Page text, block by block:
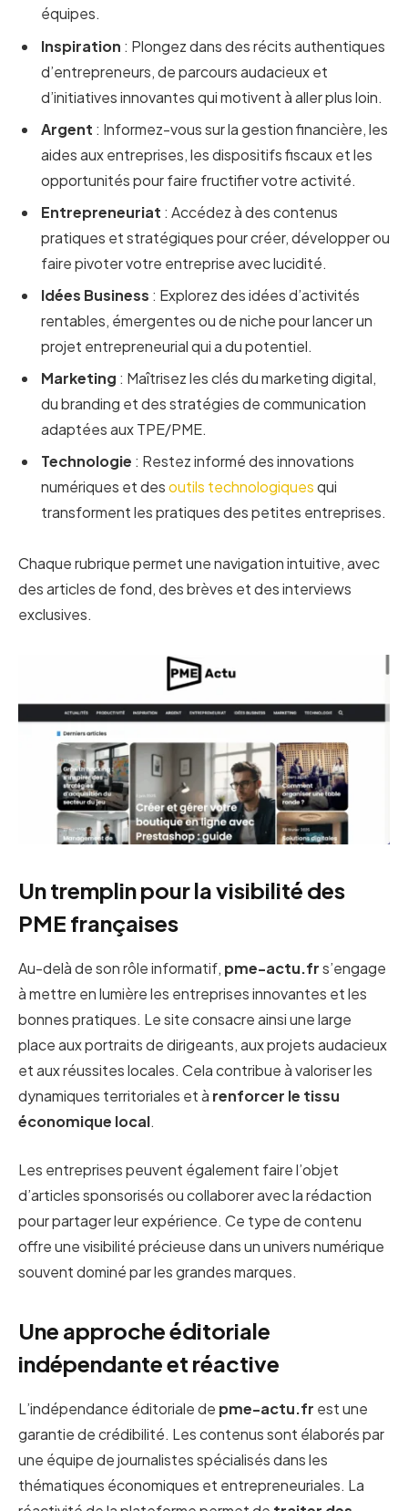
équipes.
Inspiration : Plongez dans des récits authentiques
d’entrepreneurs, de parcours audacieux et
d’initiatives innovantes qui motivent à aller plus loin.
Argent : Informez-vous sur la gestion financière, les
aides aux entreprises, les dispositifs fiscaux et les
opportunités pour faire fructifier votre activité.
Entrepreneuriat : Accédez à des contenus
pratiques et stratégiques pour créer, développer ou
faire pivoter votre entreprise avec lucidité.
Idées Business : Explorez des idées d’activités
rentables, émergentes ou de niche pour lancer un
projet entrepreneurial qui a du potentiel.
Marketing : Maîtrisez les clés du marketing digital,
du branding et des stratégies de communication
adaptées aux TPE/PME.
Technologie : Restez informé des innovations
numériques et desoutils technologiquesqui
transforment les pratiques des petites entreprises.
Chaque rubrique permet une navigation intuitive, avec
des articles de fond, des brèves et des interviews
exclusives.
Un tremplin pour la visibilité des
PME françaises
Au-delà de son rôle informatif, pme-actu.frs’engage
à mettre en lumière les entreprises innovantes et les
bonnes pratiques. Le site consacre ainsi une large
place aux portraits de dirigeants, aux projets audacieux
et aux réussites locales. Cela contribue à valoriser les
dynamiques territoriales et à renforcer le tissu
économique local.
Les entreprises peuvent également faire l’objet
d’articles sponsorisés ou collaborer avec la rédaction
pour partager leur expérience. Ce type de contenu
offre une visibilité précieuse dans un univers numérique
souvent dominé par les grandes marques.
Une approche éditoriale
indépendante et réactive
L’indépendance éditoriale de pme-actu.fr est une
garantie de crédibilité. Les contenus sont élaborés par
une équipe de journalistes spécialisés dans les
thématiques économiques et entrepreneuriales. La